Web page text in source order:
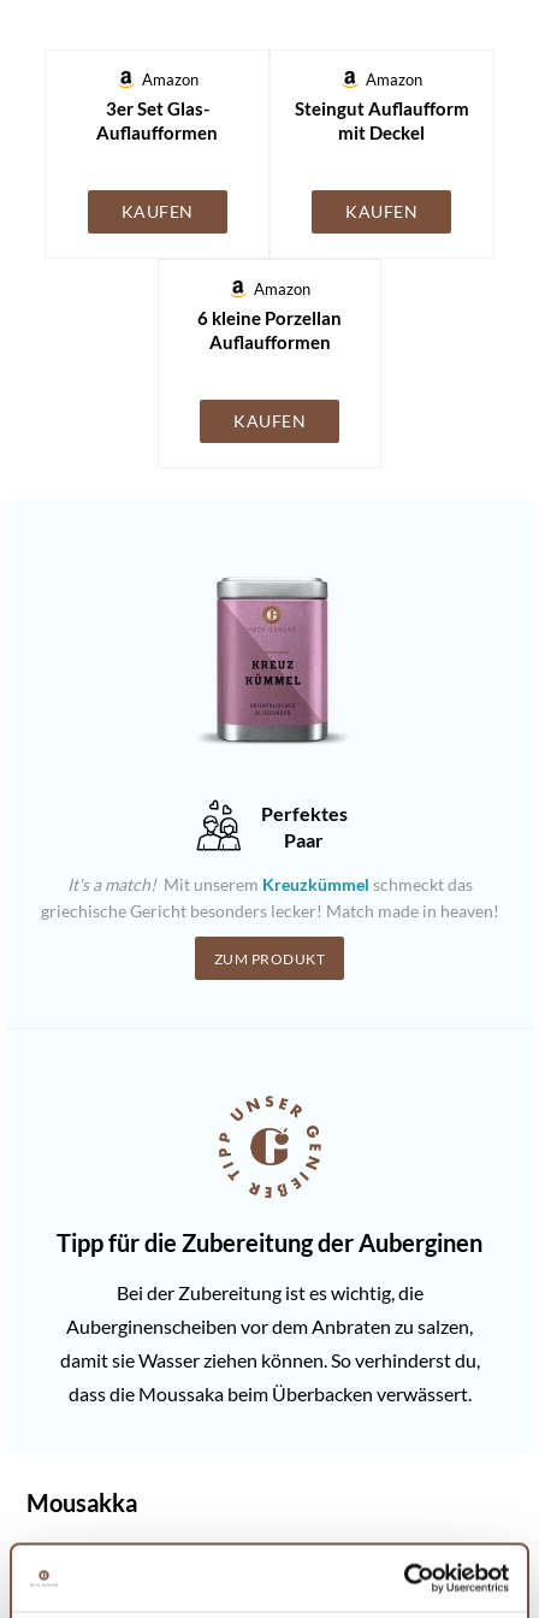
Amazon
3er Set Glas-
Auflaufformen
KAUFEN
Amazon
Steingut Auflaufform
mit Deckel
KAUFEN
Amazon
6 kleine Porzellan
Auflaufformen
KAUFEN
Mousakka
Mousakás, Musaka
bezeichnet. Der
Perfektes
Paar
It's a match! Mit unserem Kreuzkümmel schmeckt das
griechische Gericht besonders lecker! Match made in heaven!
ZUM PRODUKT
Tipp für die Zubereitung der Auberginen
Bei der Zubereitung ist es wichtig, die
Auberginenscheiben vor dem Anbraten zu salzen,
damit sie Wasser ziehen können. So verhinderst du,
dass die Moussaka beim Überbacken verwässert.